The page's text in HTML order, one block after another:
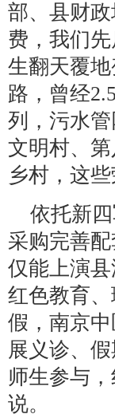
部、县财
费，我们
生翻天覆
路，曾经
列，污水
文明村、
乡村，这
依托新
采购完善
仅能上演
红色教育
假，南京
展义诊、
师生参与
说。